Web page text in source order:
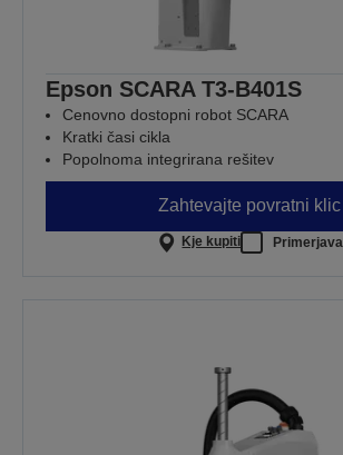
Epson SCARA T3-B401S
Cenovno dostopni robot SCARA
Kratki časi cikla
Popolnoma integrirana rešitev
Zahtevajte povratni klic
Kje kupiti Primerjava